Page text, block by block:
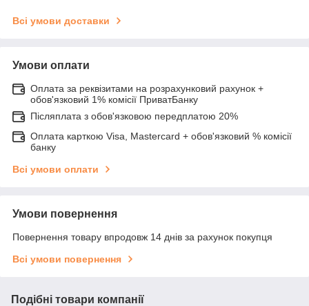
Всі умови доставки
Умови оплати
Оплата за реквізитами на розрахунковий рахунок +
обов'язковий 1% комісії ПриватБанку
Післяплата з обов'язковою передплатою 20%
Оплата карткою Visa, Mastercard + обов'язковий % комісії
банку
Всі умови оплати
Умови повернення
Повернення товару впродовж 14 днів за рахунок покупця
Всі умови повернення
Подібні товари компанії